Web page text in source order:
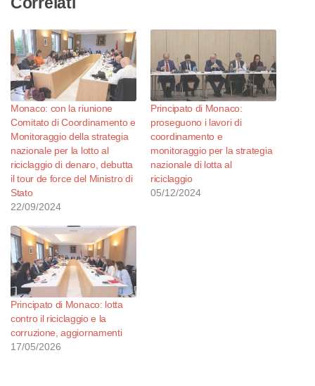
Monaco: con la riunione
Comitato di Coordinamento e
Monitoraggio della strategia
nazionale per la lotto al
riciclaggio di denaro, debutta
il tour de force del Ministro di
Stato
22/09/2024
Principato di Monaco:
proseguono i lavori di
coordinamento e
monitoraggio per la strategia
nazionale di lotta al
riciclaggio
05/12/2024
Principato di Monaco: lotta
contro il riciclaggio e la
corruzione, aggiornamenti
17/05/2026